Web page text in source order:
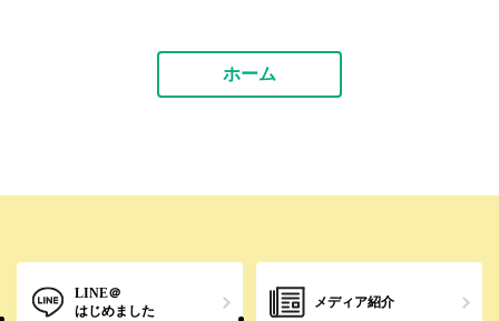
ホーム
LINE＠
はじめました
メディア紹介